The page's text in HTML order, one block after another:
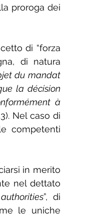
proroga dei
di “forza
di natura
du mandat
la décision
à
Nel caso di
competenti
in merito
nel dettato
”, di
le uniche